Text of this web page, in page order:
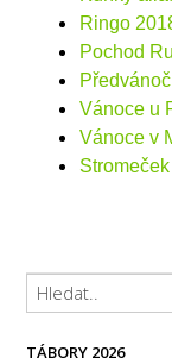
Ringo
Pochod
Vánoce u
Vánoce v
TÁBORY 2026